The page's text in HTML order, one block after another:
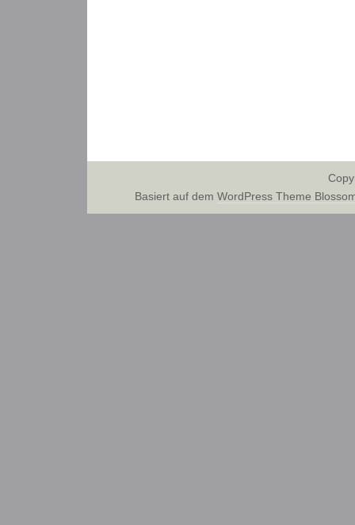
Basiert auf dem WordPress Theme